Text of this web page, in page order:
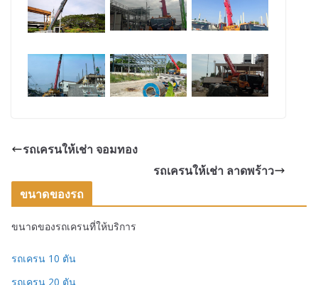
รถเครนให้เช่า จอมทอง
รถเครนให้เช่า ลาดพร้าว
ขนาดของรถ
ขนาดของรถเครนที่ให้บริการ
รถเครน 10 ตัน
รถเครน 20 ตัน